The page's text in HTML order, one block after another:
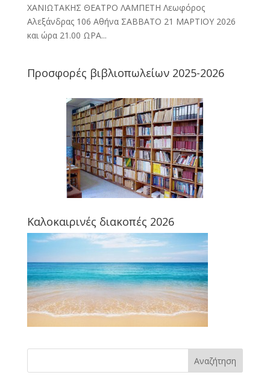
ΧΑΝΙΩΤΑΚΗΣ ΘΕΑΤΡΟ ΛΑΜΠΕΤΗ Λεωφόρος
Αλεξάνδρας 106 Αθήνα ΣΑΒΒΑΤΟ 21 ΜΑΡΤΙΟΥ 2026
και ώρα 21.00 ΩΡΑ...
Προσφορές βιβλιοπωλείων 2025-2026
Καλοκαιρινές διακοπές 2026